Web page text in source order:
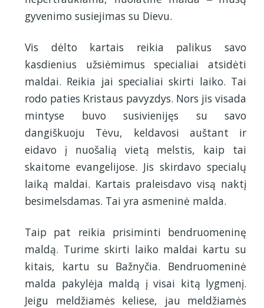
gyvenimo susiejimas su Dievu.
Vis dėlto kartais reikia palikus savo
kasdienius užsiėmimus specialiai atsidėti
maldai. Reikia jai specialiai skirti laiko. Tai
rodo paties Kristaus pavyzdys. Nors jis visada
mintyse buvo susivienijęs su savo
dangiškuoju Tėvu, keldavosi auštant ir
eidavo į nuošalią vietą melstis, kaip tai
skaitome evangelijose. Jis skirdavo specialų
laiką maldai. Kartais praleisdavo visą naktį
besimelsdamas. Tai yra asmeninė malda.
Taip pat reikia prisiminti bendruomeninę
maldą. Turime skirti laiko maldai kartu su
kitais, kartu su Bažnyčia. Bendruomeninė
malda pakylėja maldą į visai kitą lygmenį.
Jeigu meldžiamės keliese, jau meldžiamės